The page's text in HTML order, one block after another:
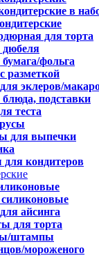
в
для торта
фольга
разметкой
эклеров/
подставки
теста
для выпечки
кондитеров
айсинга
для торта
штампы
мороженого